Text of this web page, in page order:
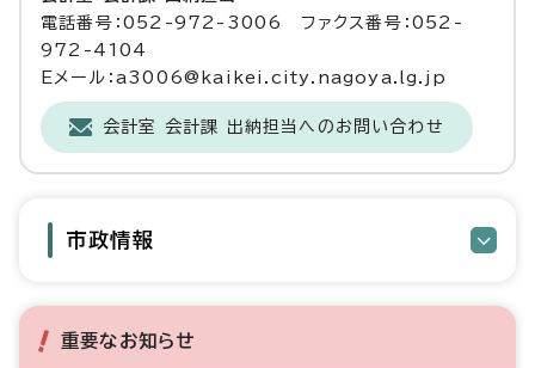
電話番号：052-972-3006 ファクス番号：052-
972-4104
Eメール：a3006@kaikei.city.nagoya.lg.jp
会計室 会計課 出納担当へのお問い合わせ
市政情報
重要なお知らせ